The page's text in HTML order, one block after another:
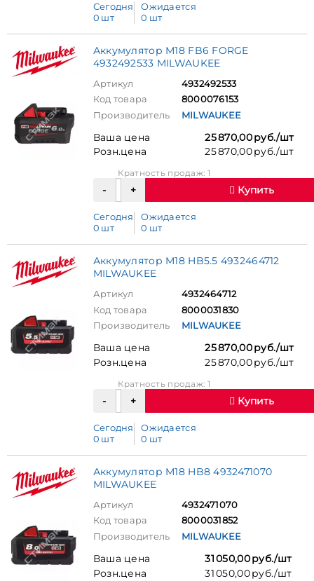
Сегодня
0 шт
Ожидается
0 шт
Аккумулятор M18 FB6 FORGE
4932492533 MILWAUKEE
Артикул
4932492533
Код товара
8000076153
Производитель
MILWAUKEE
Ваша цена
25 870,00 руб./шт
Розн.цена
25 870,00 руб./шт
Кратность продаж: 1
Купить
Сегодня
0 шт
Ожидается
0 шт
Аккумулятор M18 HB5.5 4932464712
MILWAUKEE
Артикул
4932464712
Код товара
8000031830
Производитель
MILWAUKEE
Ваша цена
25 870,00 руб./шт
Розн.цена
25 870,00 руб./шт
Кратность продаж: 1
Купить
Сегодня
0 шт
Ожидается
0 шт
Аккумулятор M18 HB8 4932471070
MILWAUKEE
Артикул
4932471070
Код товара
8000031852
Производитель
MILWAUKEE
Ваша цена
31 050,00 руб./шт
Розн.цена
31 050,00 руб./шт